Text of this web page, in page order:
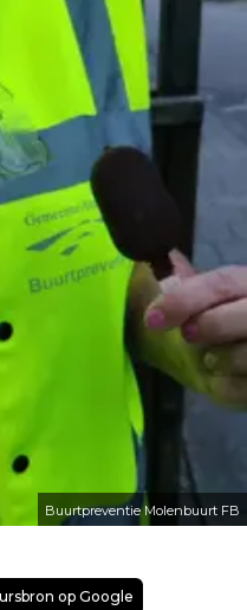
Buurtpreventie Molenbuurt FB
op Google